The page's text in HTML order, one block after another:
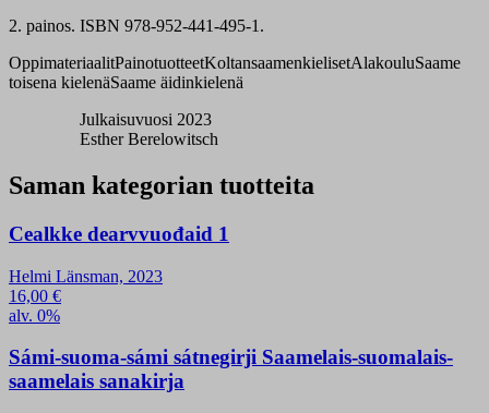
2. painos. ISBN 978-952-441-495-1.
OppimateriaalitPainotuotteetKoltansaamenkielisetAlakouluSaame
toisena kielenäSaame äidinkielenä
Julkaisuvuosi 2023
Esther Berelowitsch
Saman kategorian tuotteita
Cealkke dearvvuođaid 1
Helmi Länsman, 2023
16,00 €
alv. 0%
Sámi-suoma-sámi sátnegirji Saamelais-suomalais-
saamelais sanakirja